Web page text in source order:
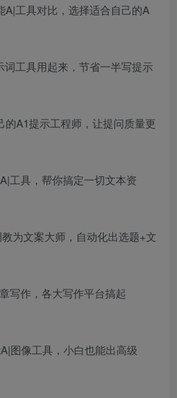
A|工具对比，选择适合自己的A
工具用起来，节省一半写提示
的A1提示工程师，让提问质量更
工具，帮你搞定一切文本资
为文案大师，自动化出选题+文
写作，各大写作平台搞起
图像工具，小白也能出高级